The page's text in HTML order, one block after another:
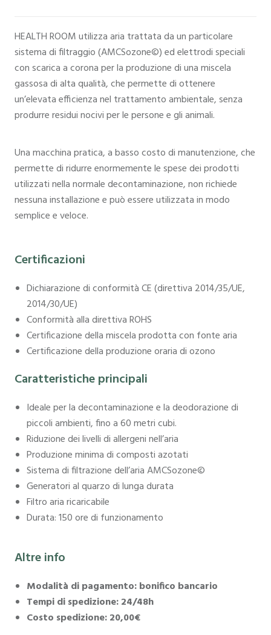
HEALTH ROOM utilizza aria trattata da un particolare
sistema di filtraggio (AMCSozone©) ed elettrodi speciali
con scarica a corona per la produzione di una miscela
gassosa di alta qualità, che permette di ottenere
un’elevata efficienza nel trattamento ambientale, senza
produrre residui nocivi per le persone e gli animali.
Una macchina pratica, a basso costo di manutenzione, che
permette di ridurre enormemente le spese dei prodotti
utilizzati nella normale decontaminazione, non richiede
nessuna installazione e può essere utilizzata in modo
semplice e veloce.
Certificazioni
Dichiarazione di conformità CE (direttiva 2014/35/UE,
2014/30/UE)
Conformità alla direttiva ROHS
Certificazione della miscela prodotta con fonte aria
Certificazione della produzione oraria di ozono
Caratteristiche principali
Ideale per la decontaminazione e la deodorazione di
piccoli ambienti, fino a 60 metri cubi.
Riduzione dei livelli di allergeni nell’aria
Produzione minima di composti azotati
Sistema di filtrazione dell’aria AMCSozone©
Generatori al quarzo di lunga durata
Filtro aria ricaricabile
Durata: 150 ore di funzionamento
Altre info
Modalità di pagamento: bonifico bancario
Tempi di spedizione: 24/48h
Costo spedizione: 20,00€